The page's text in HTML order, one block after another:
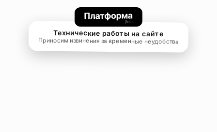
Технические работы на сайте
Приносим извинения за временные неудобства